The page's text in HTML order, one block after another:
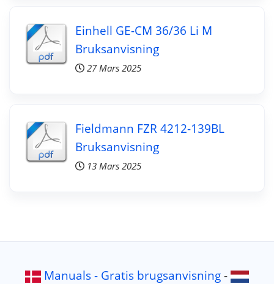
Einhell GE-CM 36/36 Li M
Bruksanvisning
27 Mars 2025
Fieldmann FZR 4212-139BL
Bruksanvisning
13 Mars 2025
Manuals - Gratis brugsanvisning-